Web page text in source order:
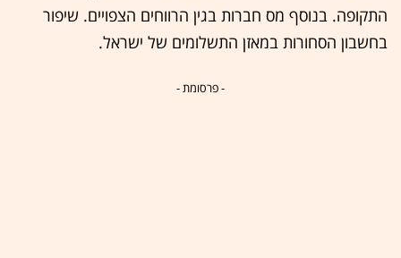
התקופה. בנוסף מס חברות בגין הרווחים הצפויים. שיפור
בחשבון הסחורות במאזן התשלומים של ישראל.
- פרסומת -